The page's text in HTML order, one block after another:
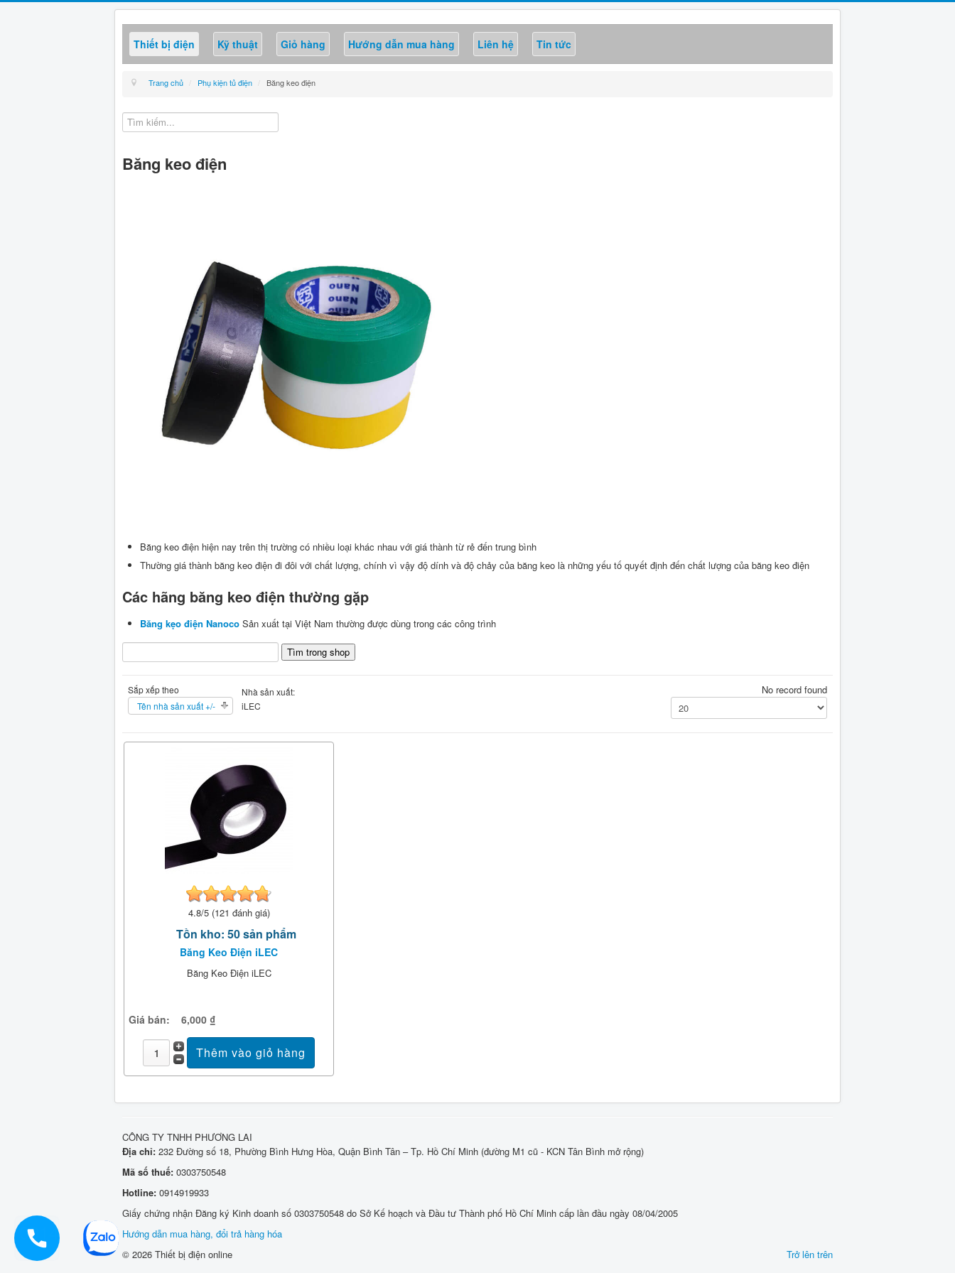
Thiết bị điện Kỹ thuật Giỏ hàng Hướng dẫn mua hàng Liên hệ Tin tức
Trang chủ / Phụ kiện tủ điện / Băng keo điện
Băng keo điện
Băng keo điện hiện nay trên thị trường có nhiều loại khác nhau với giá thành từ rẻ đến trung bình
Thường giá thành băng keo điện đi đôi với chất lượng, chính vì vậy độ dính và độ chảy của băng keo là những yếu tố quyết định đến chất lượng của băng keo điện
Các hãng băng keo điện thường gặp
Băng kẹo điện Nanoco Sản xuất tại Việt Nam thường được dùng trong các công trình
Sắp xếp theo
Tên nhà sản xuất +/-
Nhà sản xuất:
iLEC
No record found
4.8/5 (121 đánh giá)
Tồn kho: 50 sản phẩm
Băng Keo Điện iLEC
Băng Keo Điện iLEC
Giá bán: 6,000 ₫
0914919933
CÔNG TY TNHH PHƯƠNG LAI
Địa chỉ: 232 Đường số 18, Phường Bình Hưng Hòa, Quận Bình Tân – Tp. Hồ Chí Minh (đường M1 cũ - KCN Tân Bình mở rộng)
Mã số thuế: 0303750548
Hotline: 0914919933
Giấy chứng nhận Đăng ký Kinh doanh số 0303750548 do Sở Kế hoạch và Đầu tư Thành phố Hồ Chí Minh cấp lần đầu ngày 08/04/2005
Hướng dẫn mua hàng, đổi trả hàng hóa
Trở lên trên
© 2026 Thiết bị điện online